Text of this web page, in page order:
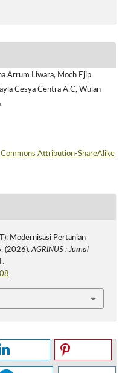
Arrum Liwara, Moch Ejip
Cesya Centra A.C, Wulan
Attribution-ShareAlike
Modernisasi Pertanian
(2026).AGRINUS : Jurnal